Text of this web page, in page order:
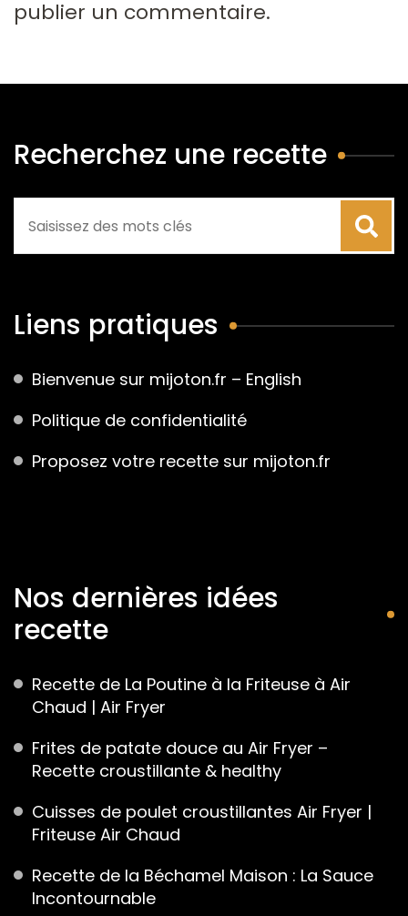
publier un commentaire.
Recherchez une recette
Liens pratiques
Bienvenue sur mijoton.fr – English
Politique de confidentialité
Proposez votre recette sur mijoton.fr
Nos dernières idées
recette
Recette de La Poutine à la Friteuse à Air
Chaud | Air Fryer
Frites de patate douce au Air Fryer –
Recette croustillante & healthy
Cuisses de poulet croustillantes Air Fryer |
Friteuse Air Chaud
Recette de la Béchamel Maison : La Sauce
Incontournable